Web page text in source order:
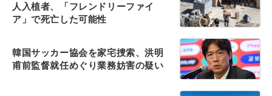
人入植者、「フレンドリーファイ
ア」で死亡した可能性
韓国サッカー協会を家宅捜索、洪明
甫前監督就任めぐり業務妨害の疑い